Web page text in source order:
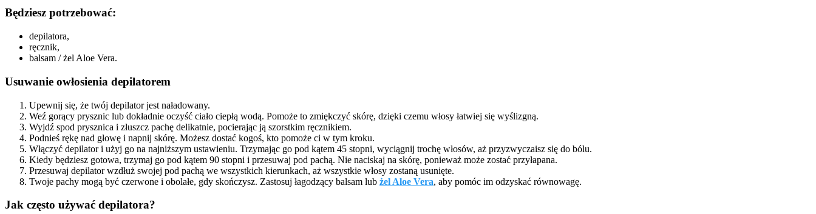
Będziesz potrzebować:
depilatora,
ręcznik,
balsam / żel Aloe Vera.
Usuwanie owłosienia depilatorem
Upewnij się, że twój depilator jest naładowany.
Weź gorący prysznic lub dokładnie oczyść ciało ciepłą wodą. Pomoże to zmiękczyć skórę, dzięki czemu włosy łatwiej się wyślizgną.
Wyjdź spod prysznica i złuszcz pachę delikatnie, pocierając ją szorstkim ręcznikiem.
Podnieś rękę nad głowę i napnij skórę. Możesz dostać kogoś, kto pomoże ci w tym kroku.
Włączyć depilator i użyj go na najniższym ustawieniu. Trzymając go pod kątem 45 stopni, wyciągnij trochę włosów, aż przyzwyczaisz się do bólu.
Kiedy będziesz gotowa, trzymaj go pod kątem 90 stopni i przesuwaj pod pachą. Nie naciskaj na skórę, ponieważ może zostać przyłapana.
Przesuwaj depilator wzdłuż swojej pod pachą we wszystkich kierunkach, aż wszystkie włosy zostaną usunięte.
Twoje pachy mogą być czerwone i obolałe, gdy skończysz. Zastosuj łagodzący balsam lub żel Aloe Vera, aby pomóc im odzyskać równowagę.
Jak często używać depilatora?